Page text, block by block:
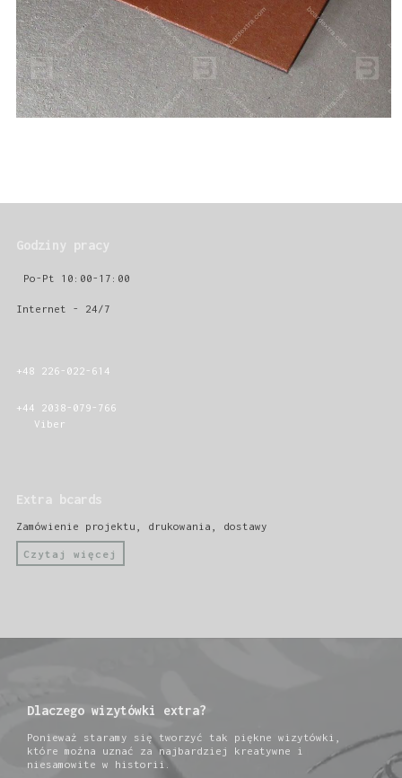
Godziny pracy
Po-Pt 10:00-17:00
Internet - 24/7
+48 226-022-614
+44 2038-079-766
Viber
Extra bcards
Zamówienie projektu, drukowania, dostawy
Czytaj więcej
Dlaczego wizytówki extra?
Ponieważ staramy się tworzyć tak piękne wizytówki,
które można uznać za najbardziej kreatywne i
niesamowite w historii.